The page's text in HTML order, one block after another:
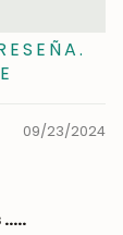
09/23/2024